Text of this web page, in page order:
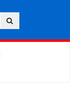
Ita